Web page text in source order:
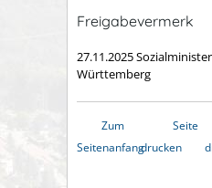
Freigabevermerk
27.11.2025
Württemberg
Zum
Seitenanfang
Seite
drucken